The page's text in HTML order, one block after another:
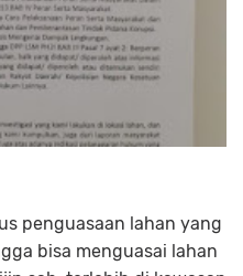
penguasaan lahan yang
bisa menguasai lahan